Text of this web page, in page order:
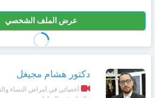
عرض الملف الشخصي
دكتور هشام مجيغل
أخصائي في أمراض النساء